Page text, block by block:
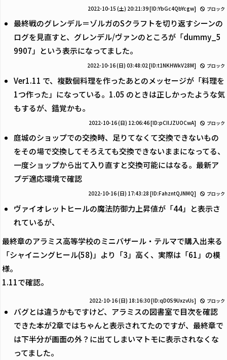
2022-10-15 (土) 20:21:39[ID:YbGc4QbYcgw] ブロック
最終戦のグレンデル＝ゾルガのSクラフトを切り返すシーンの
ログを見直すと、グレンデル/ヴァンのところが「dummy_5
9907」という表示になってました。
2022-10-16 (日) 03:48:02[ID:t1NKHWkV28M] ブロック
Ver1.11 で、複数個料理を作ったあとのメッセージが「料理を
1つ作った」になっている。1.05 のときは正しかったような気
もするが、錯覚かも。
2022-10-16 (日) 12:06:46[ID:pCIlJZUOCwA] ブロック
庭城のショップでの交換時、足りてなくて交換できないもの
をその場で交換してそろえても交換できないままになってる、
一度ショップから出て入り直すと交換可能にはなる。最新ア
プデ適応環境で確認
2022-10-16 (日) 17:43:28 [ID:FahzntQJNMQ] ブロック
ヴァイオレットヒールの魔法防御力上昇値が「44」と表示さ
れているが、
最終章のアラミス高等学校のミニバザール・テルマで購入出来る
「シャイニングヒール(58)」より「3」高く、実際は「61」の模
様。
1.11で確認。
2022-10-16 (日) 18:16:30[ID:qD0S9UxzvUs] ブロック
バグとは違うかもですけど、アラミスの図書室で目次を確認
できた本が2章ではちゃんと表示されてたのですが、最終章で
は下半分が画面の外？に出てしまいマトモに表示されなくな
ってました。